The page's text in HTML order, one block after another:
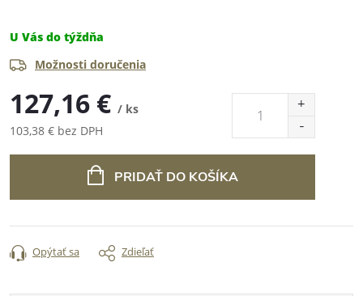
U Vás do týždňa
Možnosti doručenia
127,16 € / ks
103,38 € bez DPH
PRIDAŤ DO KOŠÍKA
Opýtať sa Zdieľať